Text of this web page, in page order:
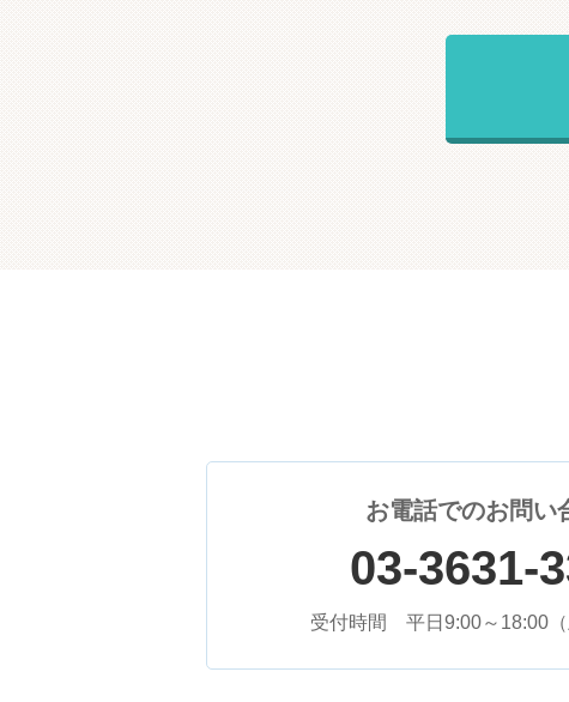
お電話でのお問い
03-3631-
受付時間 平日9:00～18:00（